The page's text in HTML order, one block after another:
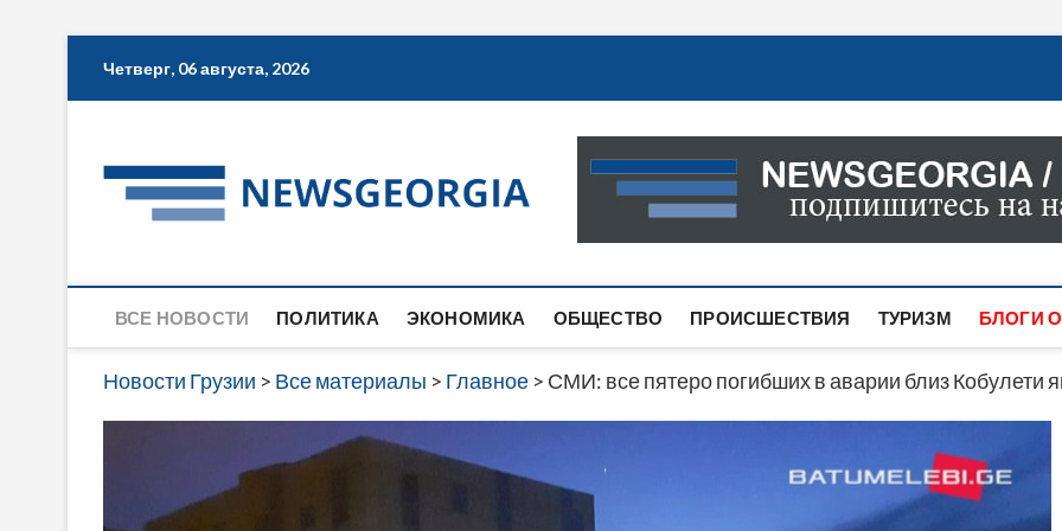
Четверг, 06 августа, 2026
Новости Грузии
САМАЯ АКТУАЛЬНАЯ ИНФОРМАЦИЯ О СОБЫТИЯХ
САЙТЕ ВЫ НАЙДЕТЕ НОВОСТИ ПОЛИТИКИ,
ВСЕ НОВОСТИ ПОЛИТИКА ЭКОНОМИКА ОБЩЕСТВО ПРОИСШЕСТВИЯ ТУРИЗМ БЛОГИ
Новости Грузии > Все материалы > Главное > СМИ: все пятеро погибших в аварии близ Кобулети